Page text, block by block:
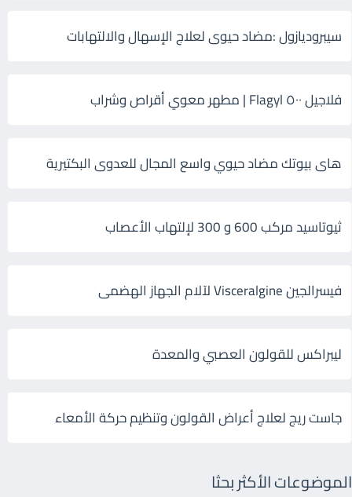
سيبروديازول :مضاد حيوى لعلاج الإسهال والالتهابات
فلاجيل ٥٠٠ Flagyl | مطهر معوي أقراص وشراب
هاى بيوتك مضاد حيوي واسع المجال للعدوى البكتيرية
ثيوتاسيد مركب 600 و 300 لإلتهاب الأعصاب
فيسرالجين Visceralgine لآلام الجهاز الهضمى
ليبراكس للقولون العصبي والمعدة
جاست ريج لعلاج أعراض القولون وتنظيم حركة الأمعاء
الموضوعات الأكثر بحثا